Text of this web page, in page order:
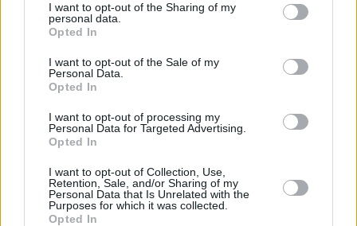
I want to opt-out of the Sharing of my
personal data.
Opted In
I want to opt-out of the Sale of my
Personal Data.
Opted In
I want to opt-out of processing my
Personal Data for Targeted Advertising.
Opted In
I want to opt-out of Collection, Use,
Retention, Sale, and/or Sharing of my
Personal Data that Is Unrelated with the
Purposes for which it was collected.
Opted In
REKLAMA